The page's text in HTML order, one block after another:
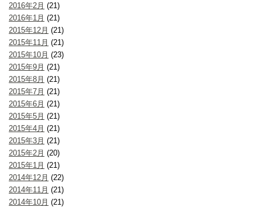
2016年2月 (21)
2016年1月 (21)
2015年12月 (21)
2015年11月 (21)
2015年10月 (23)
2015年9月 (21)
2015年8月 (21)
2015年7月 (21)
2015年6月 (21)
2015年5月 (21)
2015年4月 (21)
2015年3月 (21)
2015年2月 (20)
2015年1月 (21)
2014年12月 (22)
2014年11月 (21)
2014年10月 (21)